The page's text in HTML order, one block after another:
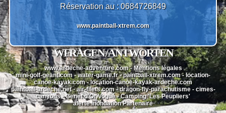
Réservation au :0684726849
www.paintball-xtrem.com
WFRAGEN / ANTWORTEN
www.ardeche-adventure.com-Mentions légales
mini-golf-geant.com-water-game.fr-paintball-xtrem.com-location-
canoe-kayak.com-location-canoe-kayak-ardeche.com
paintball-ardeche.net-air-filets.com-dragon-fly-parachutisme- cimes-
canyons-Genêt d'Or Vogüé-Camping 'Les Peupliers'
alerte inondation Partenaire